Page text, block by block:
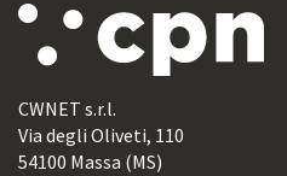
CWNET s.r.l.
Via degli Oliveti, 110
54100 Massa (MS)